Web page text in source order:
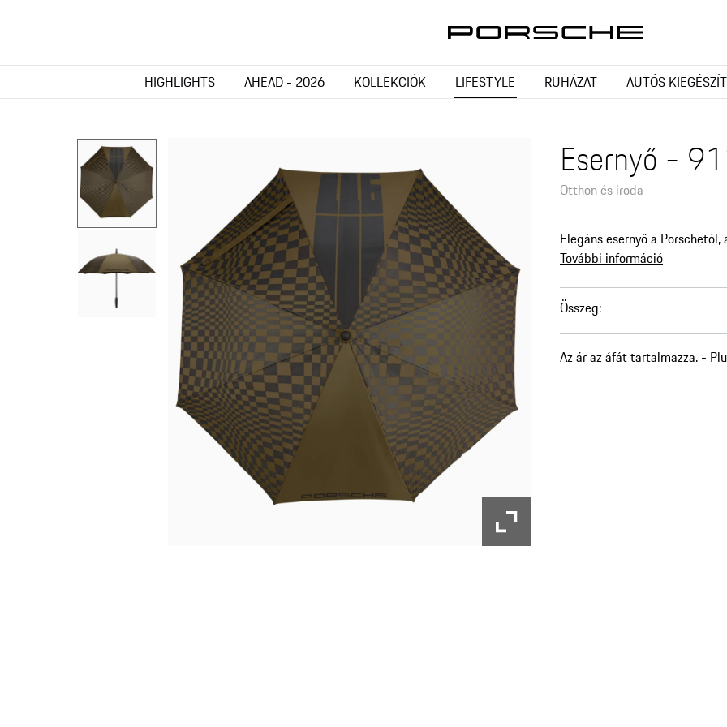
HIGHLIGHTS AHEAD - 2026 KOLLEKCIÓK LIFESTYLE RUHÁZAT AUTÓS
Esernyő -
Otthon és iroda
Elegáns esernyő a
További információ
Összeg:
Az ár az áfát tartalmazza. -